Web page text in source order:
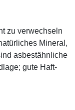
zu verwechseln
Mineral,
asbestähnliche
gute Haft-